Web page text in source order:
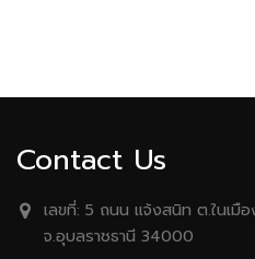
Contact Us
เลขที่: 5 ถนน เเจ้งสนิท ต.ในเมื
จ.อุบลราชธานี 34000